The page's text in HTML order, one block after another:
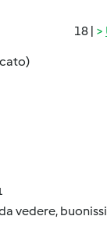
18 |
vedere,